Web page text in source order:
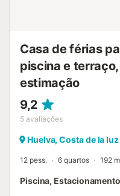
Casa de férias
piscina e
estimação
9,2
5 avaliações
Huelva, Costa de la luz
12 pess. 6 quartos 192
Piscina,